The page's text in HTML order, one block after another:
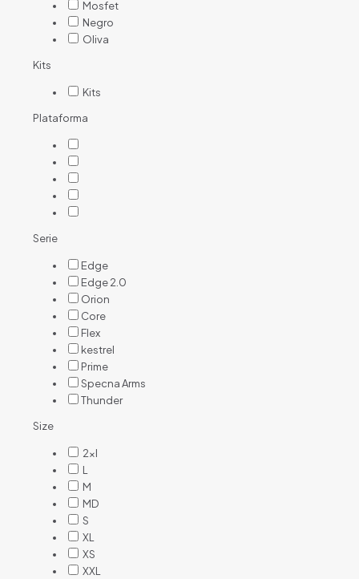
Mosfet
Negro
Oliva
Kits
Kits
Plataforma
Serie
Edge
Edge 2.0
Orion
Core
Flex
kestrel
Prime
Specna Arms
Thunder
Size
2xl
L
M
MD
S
XL
XS
XXL